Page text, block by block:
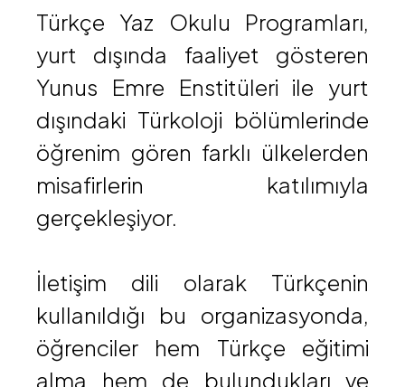
Türkçe Yaz Okulu Programları,
yurt dışında faaliyet gösteren
Yunus Emre Enstitüleri ile yurt
dışındaki Türkoloji bölümlerinde
öğrenim gören farklı ülkelerden
misafirlerin katılımıyla
gerçekleşiyor.
İletişim dili olarak Türkçenin
kullanıldığı bu organizasyonda,
öğrenciler hem Türkçe eğitimi
alma hem de bulundukları ve